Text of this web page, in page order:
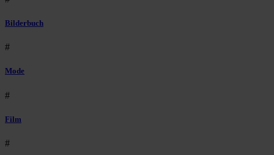
Bilderbuch
#
Mode
#
Film
#